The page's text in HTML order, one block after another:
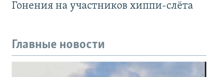
Гонения на участников хиппи-слёта
Главные новости